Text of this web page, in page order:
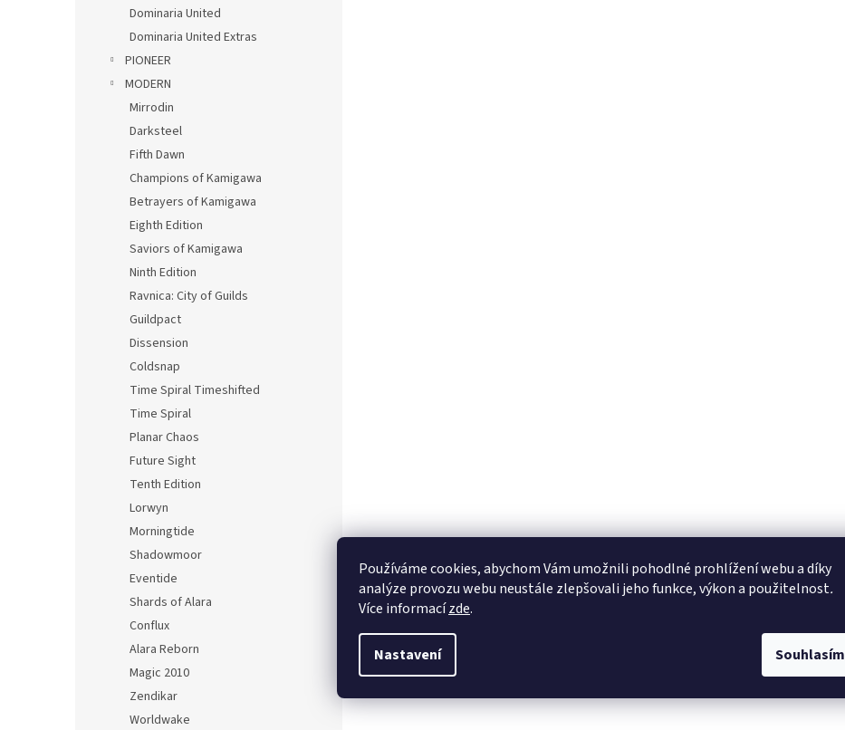
Používáme cookies, abychom Vám umožnili pohodlné prohlížení webu a díky
analýze provozu webu neustále zlepšovali jeho funkce, výkon a použitelnost.
Více informacízde.
Nastavení Souhlasím
Dominaria United
Dominaria United Extras
PIONEER
MODERN
Mirrodin
Darksteel
Fifth Dawn
Champions of Kamigawa
Betrayers of Kamigawa
Eighth Edition
Saviors of Kamigawa
Ninth Edition
Ravnica: City of Guilds
Guildpact
Dissension
Coldsnap
Time Spiral Timeshifted
Time Spiral
Planar Chaos
Future Sight
Tenth Edition
Lorwyn
Morningtide
Shadowmoor
Eventide
Shards of Alara
Conflux
Alara Reborn
Magic 2010
Zendikar
Worldwake